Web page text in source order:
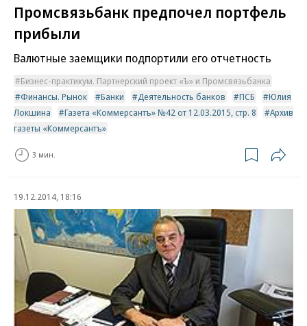
Промсвязьбанк предпочел портфель
прибыли
Валютные заемщики подпортили его отчетность
Бизнес-практикум. Партнерский проект «Ъ» и Промсвязьбанка
Финансы. Рынок
Банки Деятельность банков ПСБ
Юлия
Локшина
Газета «Коммерсантъ» №42 от 12.03.2015, стр. 8
Архив
газеты «Коммерсантъ»
3 мин.
19.12.2014, 18:16